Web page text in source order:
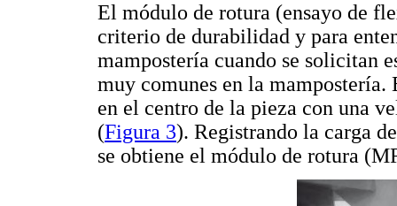
El módulo de rotura (ensayo de
criterio de durabilidad y para
mampostería cuando se solicitan
muy comunes en la
en el centro de la pieza con una
(Figura 3). Registrando la carga
se obtiene el módulo de rotura